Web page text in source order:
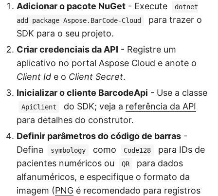
Adicionar o pacote NuGet - Execute
dotnet
add package Aspose.BarCode-Cloud
para trazer o
SDK para o seu projeto.
Criar credenciais da API - Registre um
aplicativo no portal Aspose Cloud e anote o
Client Id e o Client Secret.
Inicializar o cliente BarcodeApi - Use a classe
ApiClient do SDK; veja a referência da API
para detalhes do construtor.
Definir parâmetros do código de barras -
Defina
symbology como Code128
para IDs de
pacientes numéricos ou
QR
para dados
alfanuméricos, e especifique o formato da
imagem (PNG é recomendado para registros